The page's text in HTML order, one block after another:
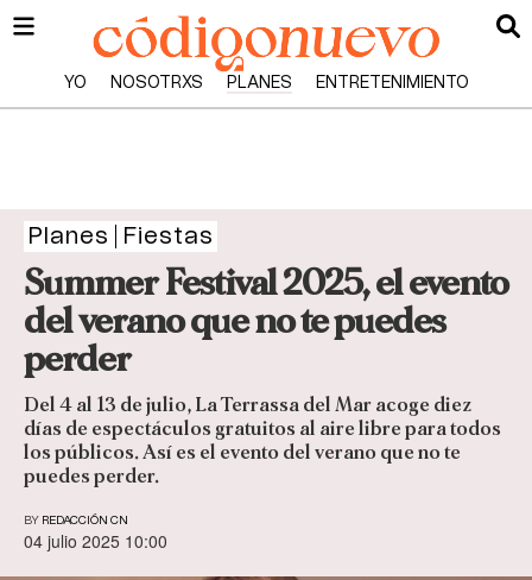
YO NOSOTRXS PLANES ENTRETENIMIENTO
Planes Fiestas
Summer Festival 2025, el evento
del verano que no te puedes
perder
Del 4 al 13 de julio, La Terrassa del Mar acoge diez
días de espectáculos gratuitos al aire libre para todos
los públicos. Así es el evento del verano que no te
puedes perder.
BY REDACCIÓN CN
04 julio 2025 10:00